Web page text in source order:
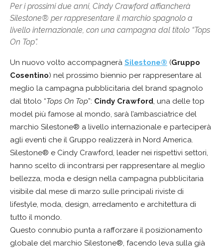
Per i prossimi due anni, Cindy Crawford affiancherà
Silestone® per rappresentare il marchio spagnolo a
livello internazionale, con una campagna dal titolo “Tops
On Top”.
Un nuovo volto accompagnerà Silestone® (Gruppo
Cosentino) nel prossimo biennio per rappresentare al
meglio la campagna pubblicitaria del brand spagnolo
dal titolo “Tops On Top”: Cindy Crawford, una delle top
model più famose al mondo, sarà l’ambasciatrice del
marchio Silestone® a livello internazionale e parteciperà
agli eventi che il Gruppo realizzerà in Nord America.
Silestone® e Cindy Crawford, leader nei rispettivi settori,
hanno scelto di incontrarsi per rappresentare al meglio
bellezza, moda e design nella campagna pubblicitaria
visibile dal mese di marzo sulle principali riviste di
lifestyle, moda, design, arredamento e architettura di
tutto il mondo.
Questo connubio punta a rafforzare il posizionamento
globale del marchio Silestone®, facendo leva sulla già